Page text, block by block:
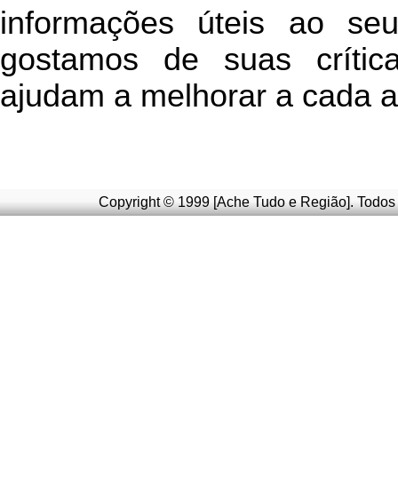
informações úteis ao
gostamos de suas
ajudam a melhorar a cada
Copyright © 1999 [Ache Tudo e Região].